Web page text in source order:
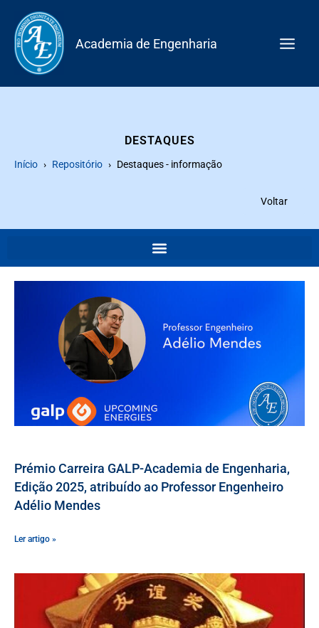
content
Academia de Engenharia
DESTAQUES
Início Repositório Destaques - informação
Voltar
Prémio Carreira GALP-Academia de Engenharia,
Edição 2025, atribuído ao Professor Engenheiro
Adélio Mendes
Ler artigo »